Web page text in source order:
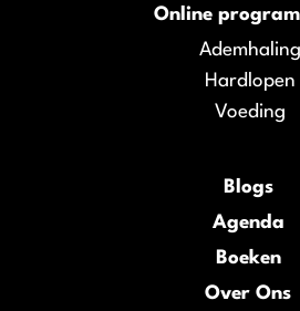
Online
Ademhaling
Hardlopen
Voeding
Blogs
Agenda
Boeken
Over Ons